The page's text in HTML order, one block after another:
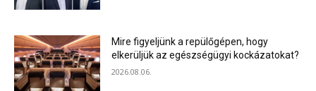
Mire figyeljünk a repülőgépen, hogy
elkerüljük az egészségügyi kockázatokat?
2026.08.06.